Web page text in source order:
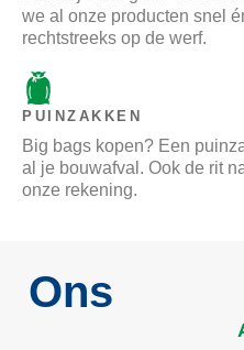
we al onze producten snel
rechtstreeks op de werf.
PUINZAKKEN
Big bags kopen? Een
al je bouwafval. Ook de rit
onze rekening.
Ons